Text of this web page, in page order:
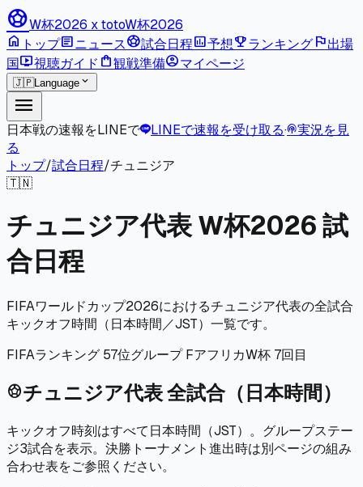
sports_soccerW杯2026 x totoW杯2026
home トップarticleニュースsports_soccer試合日程poll予想emoji_eventsランキングflag出場
国live_tv視聴ガイド shopping_bag観戦準備account_circleマイページ
🇯🇵Language expand_more
menu
日本戦の速報をLINEで LINEで速報を受け取る·podcasts実況を見
る
トップ/試合日程/チュニジア
🇹🇳
チュニジア代表 W杯2026 試
合日程
FIFAワールドカップ2026におけるチュニジア代表の全試合
キックオフ時間（日本時間／JST）一覧です。
FIFAランキング 57位グループ FアフリカW杯 7回目
sports_soccerチュニジア代表 全試合（日本時間）
キックオフ時刻はすべて日本時間（JST）。グループステー
ジ3試合を表示。決勝トーナメント進出時は別ページの組み
合わせ表をご参照ください。